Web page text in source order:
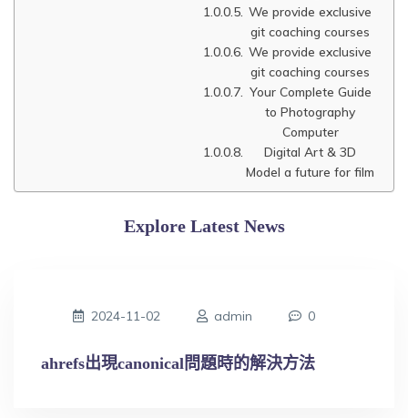
We provide exclusive
git coaching courses
We provide exclusive
git coaching courses
Your Complete Guide
to Photography
Computer
Digital Art & 3D
Model a future for film
Explore Latest News
2024-11-02 admin 0
ahrefs出現canonical問題時的解決方法